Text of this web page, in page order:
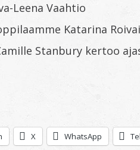
Leena Vaahtio
Katarina
Stanbury kertoo
X WhatsApp